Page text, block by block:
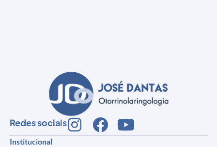
Redes sociais
Institucional